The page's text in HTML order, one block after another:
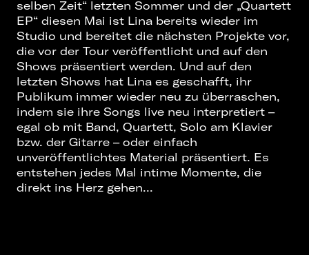
selben Zeit“ letzten Sommer und der „Quartett
EP“ diesen Mai ist Lina bereits wieder im
Studio und bereitet die nächsten Projekte vor,
die vor der Tour veröffentlicht und auf den
Shows präsentiert werden. Und auf den
letzten Shows hat Lina es geschafft, ihr
Publikum immer wieder neu zu überraschen,
indem sie ihre Songs live neu interpretiert –
egal ob mit Band, Quartett, Solo am Klavier
bzw. der Gitarre – oder einfach
unveröffentlichtes Material präsentiert. Es
entstehen jedes Mal intime Momente, die
direkt ins Herz gehen...